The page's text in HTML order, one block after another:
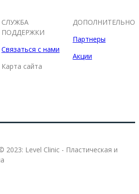
СЛУЖБА
ПОДДЕРЖКИ
Связаться с нами
Карта сайта
ДОПОЛНИТЕЛЬНО
Партнеры
Акции
Level Clinic - Пластическая и